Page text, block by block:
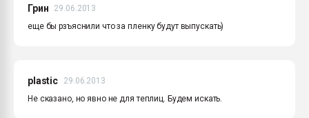
Грин
29.06.2013
еще бы рзъяснили что за пленку будут выпускать)
plastic
29.06.2013
Не сказано, но явно не для теплиц. Будем искать.